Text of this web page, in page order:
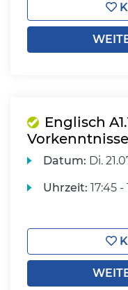
Englisch
Vorkenntnisse
Datum: Di.
Uhrzeit: 17:45 -